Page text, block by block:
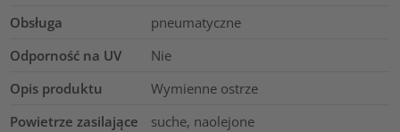
Obsługa
pneumatyczne
Odporność na UV
Nie
Opis produktu
Wymienne ostrze
Powietrze zasilające
suche, naolejone